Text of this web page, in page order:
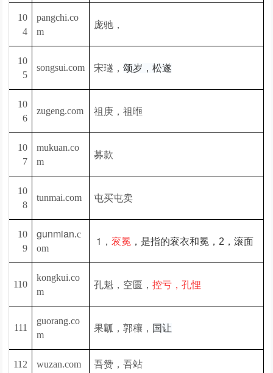
10
4
pangchi.co
m
庞驰，
10
5
songsui.com 宋璲，颂岁，松遂
10
6
zugeng.com 祖庚，祖暅
10
7
mukuan.co
m
募款
10
8
tunmai.com 屯买屯卖
10
9
gunmian.c
om
1，衮冕 ，是指的衮衣和冕，2，滚面
110
kongkui.co
m
孔魁，空匮，控亏，孔悝
111
guorang.co
m
果瓤，郭穰， 国让
112 wuzan.com 吾赞，吾站